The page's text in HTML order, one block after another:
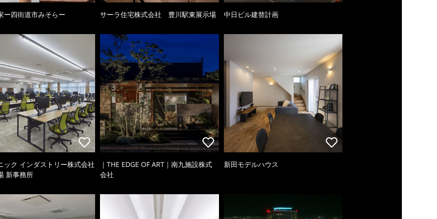
ー四街道市みそらー サーラ住宅株式会社 豊川駅東展示場 中日ビル建替計画
ック インダストリー株式会社
新事務所
｜THE EDGE OF ART｜南九施設株式
会社
新田モデルハウス